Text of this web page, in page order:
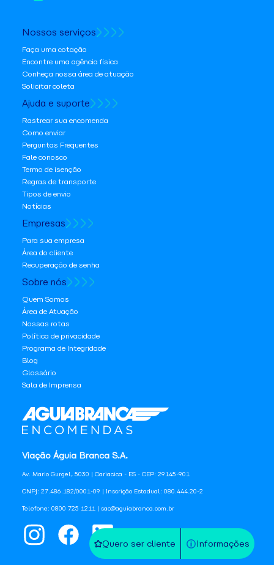
Quero ser cliente Informações
Viação Águia Branca S.A.
Av. Mario Gurgel, 5030 | Cariacica - ES - CEP: 29145-901
CNPJ: 27.486.182/0001-09 | Inscrição Estadual: 080.444.20-2
Telefone: 0800 725 1211 | sac@aguiabranca.com.br
Nossos serviços
Faça uma cotação
Encontre uma agência física
Conheça nossa área de atuação
Solicitar coleta
Ajuda e suporte
Rastrear sua encomenda
Como enviar
Perguntas Frequentes
Fale conosco
Termo de isenção
Regras de transporte
Tipos de envio
Notícias
Empresas
Para sua empresa
Área do cliente
Recuperação de senha
Sobre nós
Quem Somos
Área de Atuação
Nossas rotas
Política de privacidade
Programa de Integridade
Blog
Glossário
Sala de Imprensa